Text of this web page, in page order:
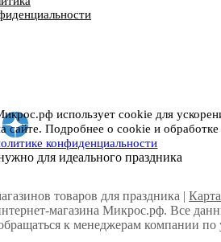
использует cookie для
сайте. Подробнее о cookie и
конфиденциальности
для идеального праздника
товаров для праздника |
магазина Микрос.рф. Все
к менеджерам компании